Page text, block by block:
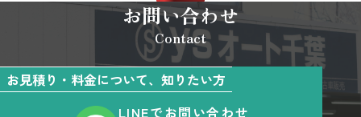
お問い合わせ
Contact
お見積り・料金について、知りたい方
LINEでお問い合わせ